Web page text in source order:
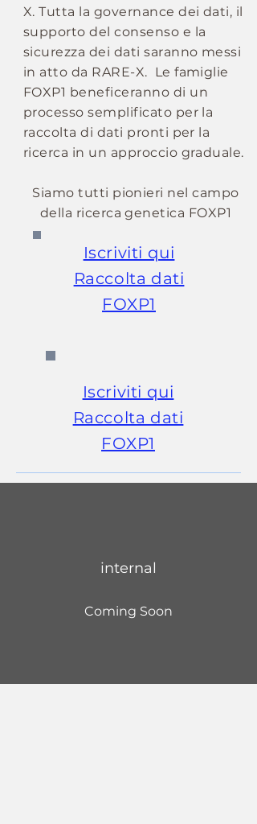
X. Tutta la governance dei dati, il
supporto del consenso e la
sicurezza dei dati saranno messi
in atto da RARE-X. Le famiglie
FOXP1 beneficeranno di un
processo semplificato per la
raccolta di dati pronti per la
ricerca in un approccio graduale.
Siamo tutti pionieri nel campo
della ricerca genetica FOXP1
Iscriviti qui
Raccolta dati
FOXP1
Iscriviti qui
Raccolta dati
FOXP1
internal
Coming Soon